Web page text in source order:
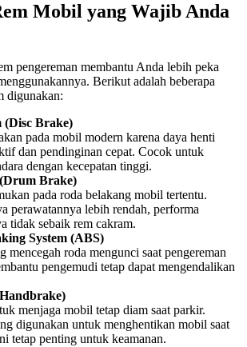
Mobil yang Wajib Anda
pengereman membantu Anda lebih peka
Berikut adalah beberapa
digunakan:
(Disc Brake)
pada mobil modern karena daya henti
dan pendinginan cepat. Cocok untuk
dengan kecepatan tinggi.
Brake)
pada roda belakang mobil tertentu.
perawatannya lebih rendah, performa
tidak sebaik rem cakram.
System (ABS)
mencegah roda mengunci saat pengereman
pengemudi tetap dapat mengendalikan
menjaga mobil tetap diam saat parkir.
digunakan untuk menghentikan mobil saat
tetap penting untuk keamanan.